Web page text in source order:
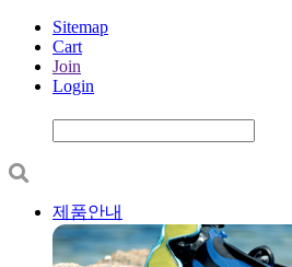
Sitemap
Cart
Join
Login
제품안내